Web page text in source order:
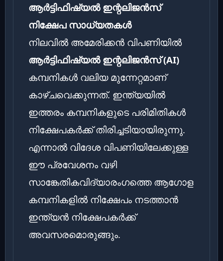
ആർട്ടിഫിഷ്യൽ ഇന്റലിജൻസ്
നിക്ഷേപ സാധ്യതകൾ
നിലവിൽ അമേരിക്കൻ വിപണിയിൽ
ആർട്ടിഫിഷ്യൽ ഇന്റലിജൻസ് (AI)
കമ്പനികൾ വലിയ മുന്നേറ്റമാണ്
കാഴ്ചവെക്കുന്നത്. ഇന്ത്യയിൽ
ഇത്തരം കമ്പനികളുടെ പരിമിതികൾ
നിക്ഷേപകർക്ക് തിരിച്ചടിയായിരുന്നു.
എന്നാൽ വിദേശ വിപണിയിലേക്കുള്ള
ഈ പ്രവേശനം വഴി
സാങ്കേതികവിദ്യാരംഗത്തെ ആഗോള
കമ്പനികളിൽ നിക്ഷേപം നടത്താൻ
ഇന്ത്യൻ നിക്ഷേപകർക്ക്
അവസരമൊരുങ്ങും.